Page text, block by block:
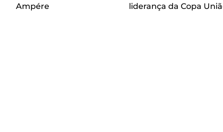
Ampére liderança da Copa